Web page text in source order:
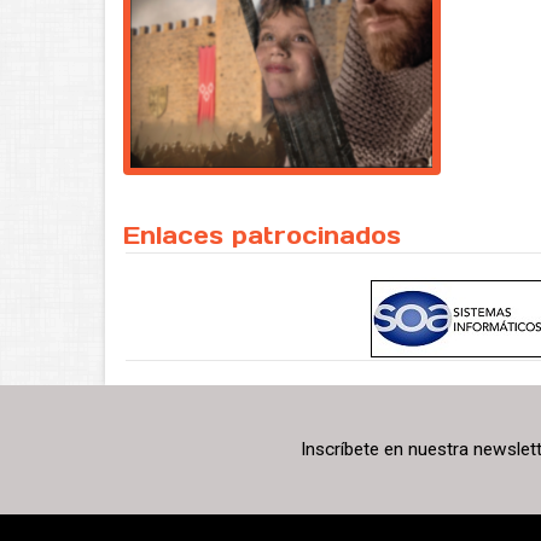
Enlaces patrocinados
Inscríbete en nuestra